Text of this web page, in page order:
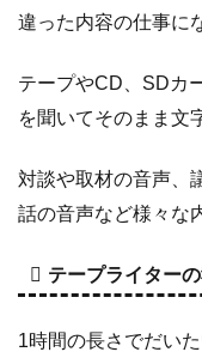
違った内容の仕事に
テープやCD、SDカ
を聞いてそのまま文
対談や取材の音声、
話の音声など様々な
テープライター
1時間の長さでだい